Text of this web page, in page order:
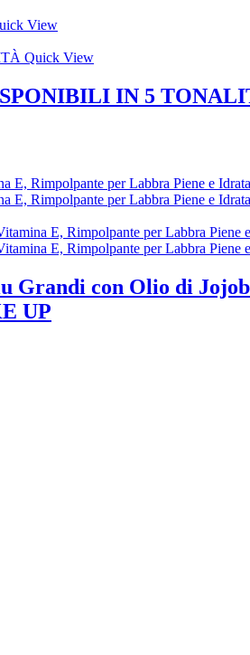
View
Quick View
IN 5
Grandi con Olio di
UP